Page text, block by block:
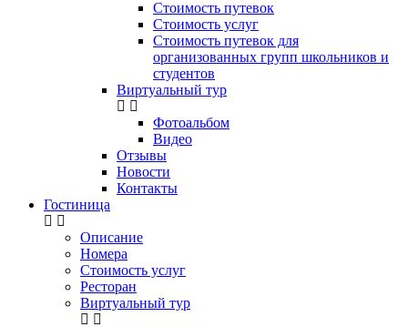
Стоимость путевок
Стоимость услуг
Стоимость путевок для
организованных групп школьников и
студентов
Виртуальный тур
Фотоальбом
Видео
Отзывы
Новости
Контакты
Гостиница
Описание
Номера
Стоимость услуг
Ресторан
Виртуальный тур